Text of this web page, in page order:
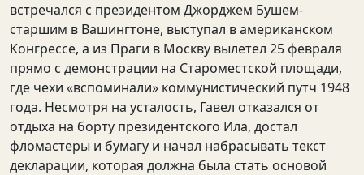
встречался с президентом Джорджем Бушем-
старшим в Вашингтоне, выступал в американском
Конгрессе, а из Праги в Москву вылетел 25 февраля
прямо с демонстрации на Староместской площади,
где чехи «вспоминали» коммунистический путч 1948
года. Несмотря на усталость, Гавел отказался от
отдыха на борту президентского Ила, достал
фломастеры и бумагу и начал набрасывать текст
декларации, которая должна была стать основой